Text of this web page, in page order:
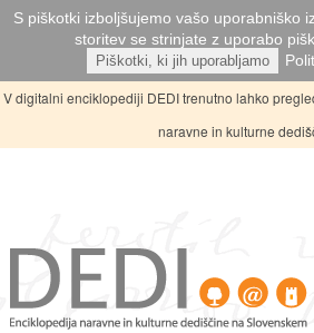
S piškotki izboljšujemo vašo uporabniško
storitev se strinjate z uporabo
Piškotki, ki jih uporabljamo
V digitalni enciklopediji DEDI trenutno lahko
naravne in kulturne